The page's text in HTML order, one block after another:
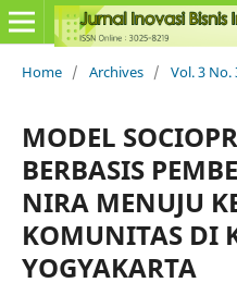
Home / Archives / Vol. 3 No.
MODEL
BERBASIS
NIRA MENUJU
KOMUNITAS DI
YOGYAKARTA